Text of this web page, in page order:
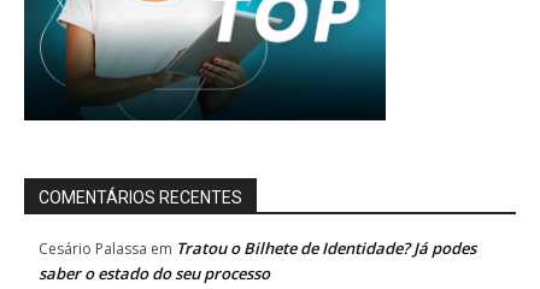
COMENTÁRIOS RECENTES
Cesário Palassa em Tratou o Bilhete de Identidade? Já podes
saber o estado do seu processo